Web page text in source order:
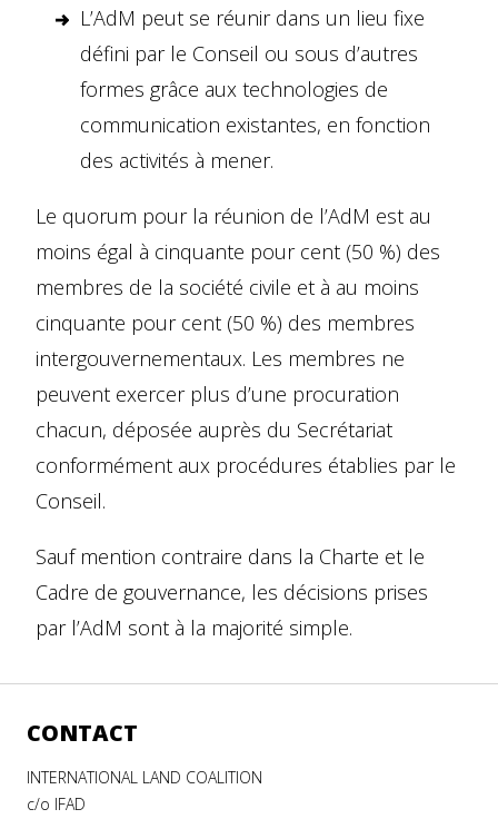
L’AdM peut se réunir dans un lieu fixe
défini par le Conseil ou sous d’autres
formes grâce aux technologies de
communication existantes, en fonction
des activités à mener.
Le quorum pour la réunion de l’AdM est au
moins égal à cinquante pour cent (50 %) des
membres de la société civile et à au moins
cinquante pour cent (50 %) des membres
intergouvernementaux. Les membres ne
peuvent exercer plus d’une procuration
chacun, déposée auprès du Secrétariat
conformément aux procédures établies par le
Conseil.
Sauf mention contraire dans la Charte et le
Cadre de gouvernance, les décisions prises
par l’AdM sont à la majorité simple.
CONTACT
INTERNATIONAL LAND COALITION
c/o IFAD